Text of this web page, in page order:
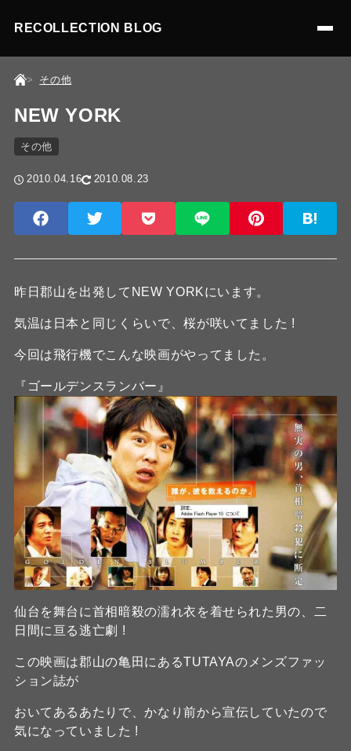
RECOLLECTION BLOG
その他
NEW YORK
その他
2010.04.16 2010.08.23
昨日郡山を出発してNEW YORKにいます。
気温は日本と同じくらいで、桜が咲いてました !
今回は飛行機でこんな映画がやってました。
『ゴールデンスランバー』
仙台を舞台に首相暗殺の濡れ衣を着せられた男の、二
日間に亘る逃亡劇 !
この映画は郡山の亀田にあるTUTAYAのメンズファッ
ション誌が
おいてあるあたりで、かなり前から宣伝していたので
気になっていました !